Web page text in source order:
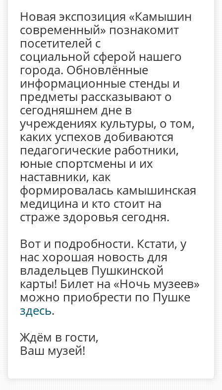
Новая экспозиция «Камышин
современный» познакомит
посетителей с
социальной сферой нашего
города. Обновлённые
информационные стенды и
предметы рассказывают о
сегодняшнем дне в
учреждениях культуры, о том,
каких успехов добиваются
педагогические работники,
юные спортсмены и их
наставники, как
формировалась камышинская
медицина и кто стоит на
страже здоровья сегодня.
Вот и подробности. Кстати, у
нас хорошая новость для
владельцев Пушкинской
карты! Билет на «Ночь музеев»
можно приобрести по Пушке
здесь.
Ждём в гости,
Ваш музей!